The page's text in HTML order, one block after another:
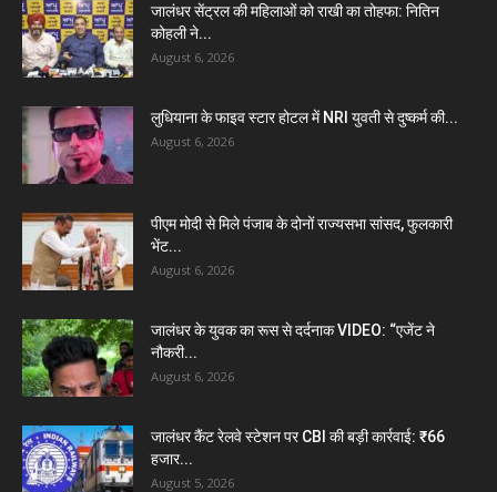
जालंधर सेंट्रल की महिलाओं को राखी का तोहफा: नितिन
कोहली ने...
August 6, 2026
लुधियाना के फाइव स्टार होटल में NRI युवती से दुष्कर्म की...
August 6, 2026
पीएम मोदी से मिले पंजाब के दोनों राज्यसभा सांसद, फुलकारी
भेंट...
August 6, 2026
जालंधर के युवक का रूस से दर्दनाक VIDEO: “एजेंट ने
नौकरी...
August 6, 2026
जालंधर कैंट रेलवे स्टेशन पर CBI की बड़ी कार्रवाई: ₹66
हजार...
August 5, 2026